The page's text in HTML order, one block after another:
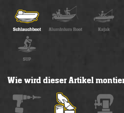
Wie wird dieser Artikel